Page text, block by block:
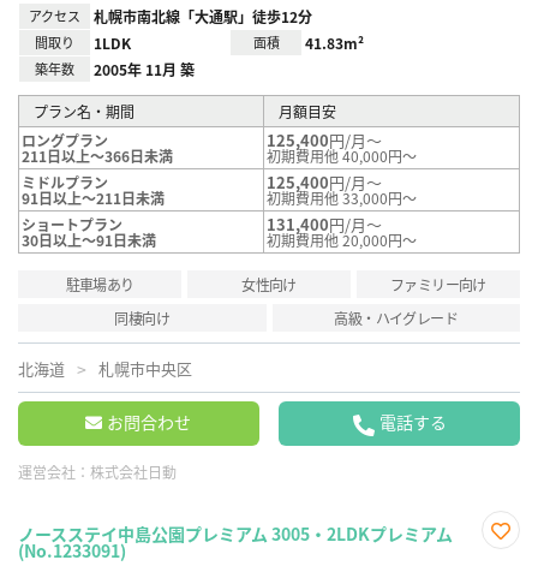
アクセス 札幌市南北線「大通駅」徒歩12分
間取り 1LDK 面積 41.83m²
築年数 2005年 11月 築
プラン名・期間
月額目安
ロングプラン
211日以上～366日未満
125,400円/月～
初期費用他 40,000円～
ミドルプラン
91日以上～211日未満
125,400円/月～
初期費用他 33,000円～
ショートプラン
30日以上～91日未満
131,400円/月～
初期費用他 20,000円～
駐車場あり 女性向け
ファミリー向け
同棲向け
高級・ハイグレード
北海道 札幌市中央区
お問合わせ 電話する
運営会社： 株式会社日動
ノースステイ中島公園プレミアム 3005・2LDKプレミアム
(No.1233091)